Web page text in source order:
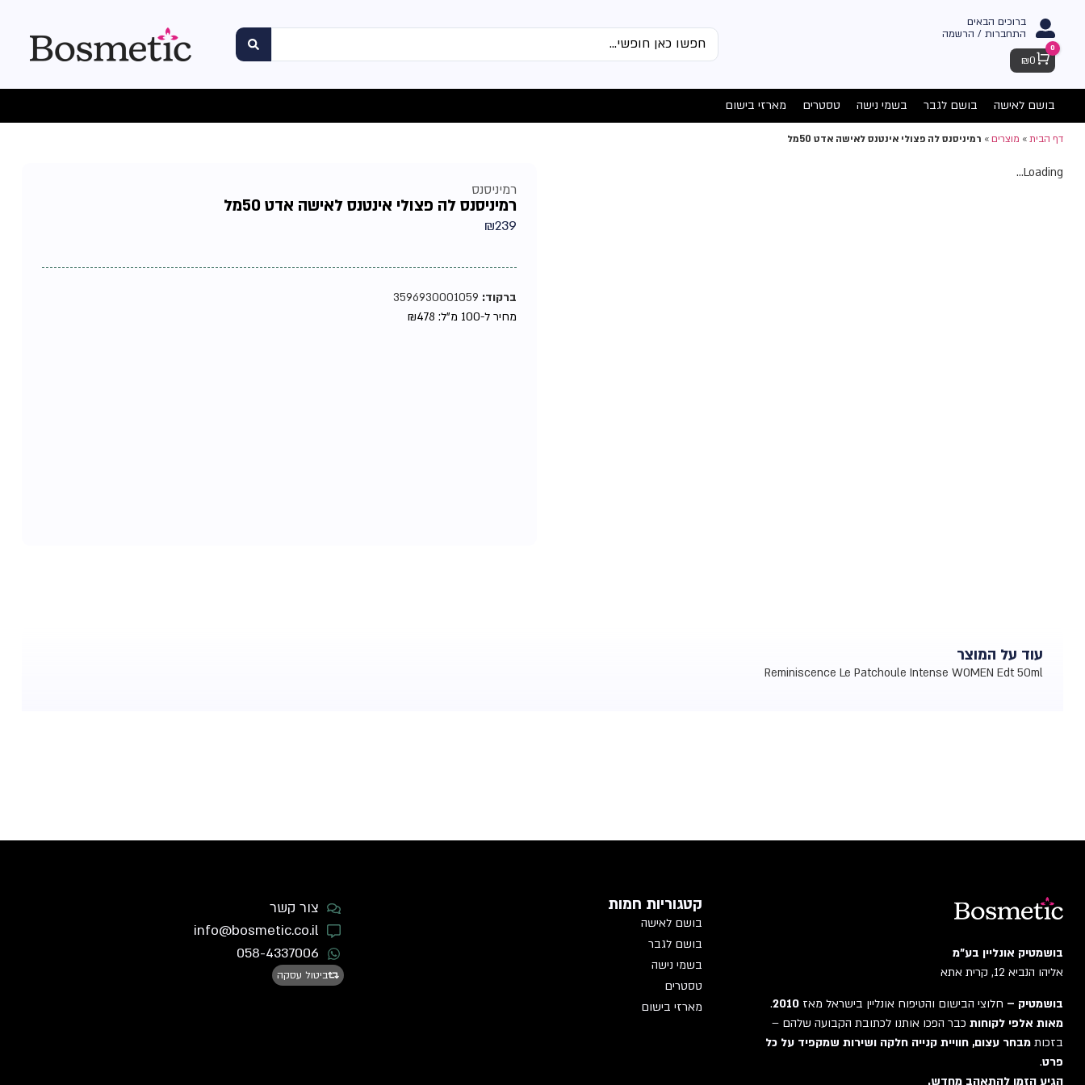
ברוכים הבאים
התחברות / הרשמה
Cart
0
₪0
בושם לאישה בושם לגבר בשמי נישה טסטרים מארזי בישום
דף הבית» מוצרים» רמיניסנס לה פצולי אינטנס לאישה אדט 50מל
Loading...
רמיניסנס
רמיניסנס לה פצולי אינטנס לאישה אדט 50מל
₪239
ברקוד:
מחיר ל-100 מ"ל:
₪478
עוד על המוצר
Reminiscence Le Patchoule Intense WOMEN Edt 50ml
בושמטיק אונליין בע"מ
אליהו הנביא 12, קרית אתא
בושמטיק – חלוצי הבישום והטיפוח אונליין בישראל מאז 2010
.
מאות אלפי לקוחות כבר הפכו אותנו לכתובת הקבועה שלהם –
בזכות מבחר עצום, חוויית קנייה חלקה ושירות שמקפיד על כל
פרט.
הגיע הזמן להתאהב מחדש.
קטגוריות חמות
בושם לאישה
בושם לגבר
בשמי נישה
טסטרים
מארזי בישום
צור קשר
info@bosmetic.co.il
058-4337006
ביטול עסקה